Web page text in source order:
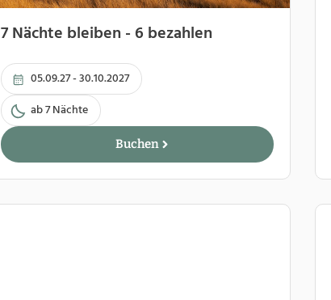
7 Nächte bleiben - 6 bezahlen
05.09.27 - 30.10.2027
ab 7 Nächte
Buchen